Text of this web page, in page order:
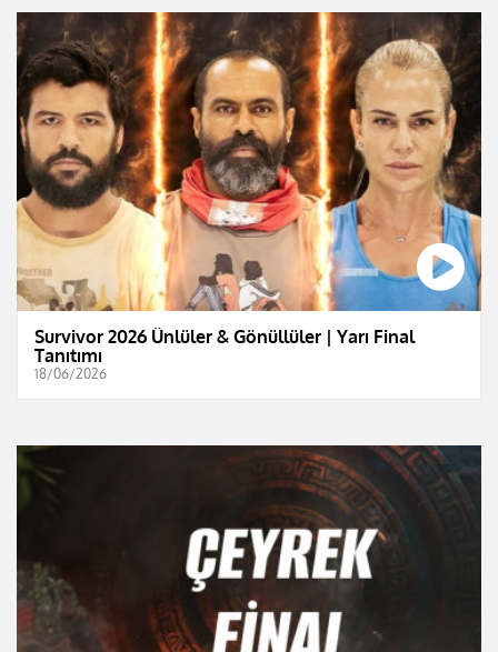
Survivor 2026 Ünlüler & Gönüllüler | Yarı Final
Tanıtımı
18/06/2026